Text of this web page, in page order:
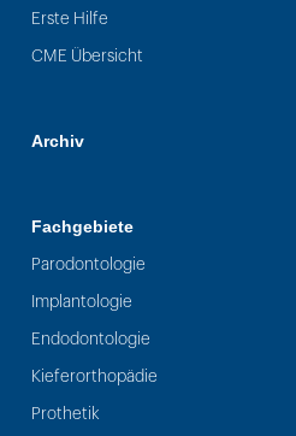
Erste Hilfe
CME Übersicht
Archiv
Fachgebiete
Parodontologie
Implantologie
Endodontologie
Kieferorthopädie
Prothetik